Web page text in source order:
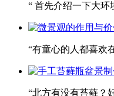
“ 首先介绍一下大环
“有童心的人都喜欢
“北方有没有苔藓？